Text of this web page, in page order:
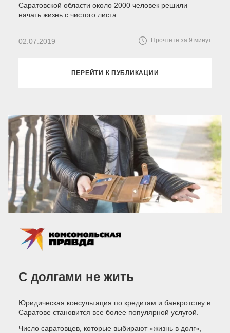
Саратовской области около 2000 человек решили
начать жизнь с чистого листа.
02.07.2019 Прочтете за 9 минут
ПЕРЕЙТИ К ПУБЛИКАЦИИ
С долгами не жить
Юридическая консультация по кредитам и банкротству в
Саратове становится все более популярной услугой.
Число саратовцев, которые выбирают «жизнь в долг»,